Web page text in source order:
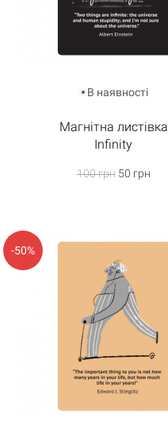
В наявності
Магнітна листівка
Infinity
100 грн50 грн
-50%